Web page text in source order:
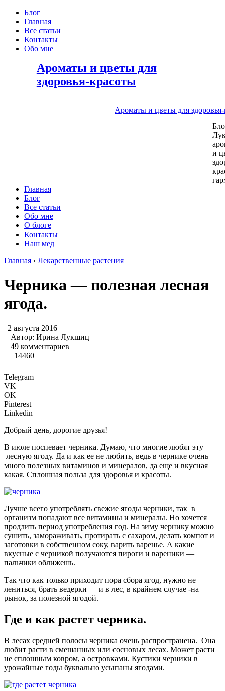
Блог
Главная
Все статьи
Контакты
Обо мне
Ароматы и цветы для
здоровья-красоты
Ароматы и цветы для
и
Главная
Блог
Все статьи
Обо мне
О блоге
Контакты
Наш мед
Главная › Лекарственные растения
Черника — полезная лесная
ягода.
2 августа 2016
Автор: Ирина Лукшиц
49 комментариев
14460
Telegram
VK
OK
Pinterest
Linkedin
Добрый день, дорогие друзья!
В июле поспевает черника. Думаю, что многие любят эту
лесную ягоду. Да и как ее не любить, ведь в чернике очень
много полезных витаминов и минералов, да еще и вкусная
какая. Сплошная польза для здоровья и красоты.
Лучше всего употреблять свежие ягоды черники, так в
организм попадают все витамины и минералы. Но хочется
продлить период употребления год. На зиму чернику можно
сушить, замораживать, протирать с сахаром, делать компот и
заготовки в собственном соку, варить варенье. А какие
вкусные с черникой получаются пироги и вареники —
пальчики оближешь.
Так что как только приходит пора сбора ягод, нужно не
лениться, брать ведерки — и в лес, в крайнем случае -на
рынок, за полезной ягодой.
Где и как растет черника.
В лесах средней полосы черника очень распространена. Она
любит расти в смешанных или сосновых лесах. Может расти
не сплошным ковром, а островками. Кустики черники в
урожайные годы буквально усыпаны ягодами.